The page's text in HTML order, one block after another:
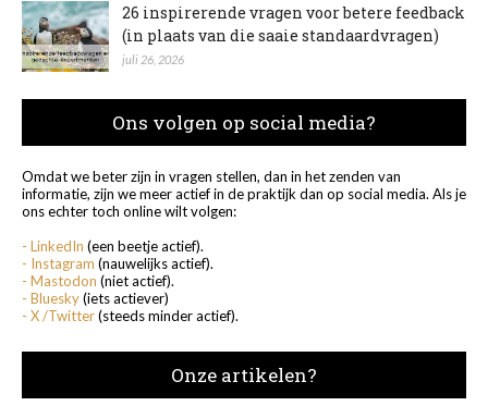
26 inspirerende vragen voor betere feedback
(in plaats van die saaie standaardvragen)
juli 26, 2026
Ons volgen op social media?
Omdat we beter zijn in vragen stellen, dan in het zenden van
informatie, zijn we meer actief in de praktijk dan op social media. Als je
ons echter toch online wilt volgen:
- LinkedIn (een beetje actief).
- Instagram (nauwelijks actief).
- Mastodon (niet actief).
- Bluesky(iets actiever)
- X /Twitter(steeds minder actief).
Onze artikelen?